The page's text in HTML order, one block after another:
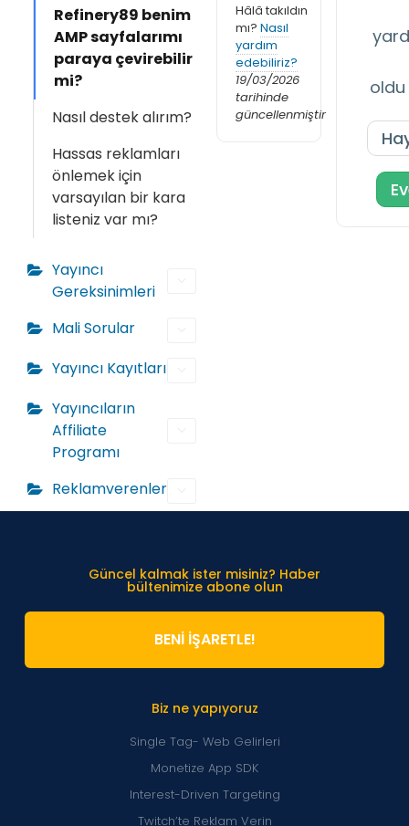
Refinery89 benim
AMP sayfalarımı
paraya çevirebilir
mi?
Nasıl destek alırım?
Hassas reklamları
önlemek için
varsayılan bir kara
listeniz var mı?
Yayıncı
Gereksinimleri
Mali Sorular
Yayıncı Kayıtları
Yayıncıların
Affiliate
Programı
Reklamverenler
Hâlâ takıldın
mı? Nasıl
yardım
edebiliriz?
19/03/2026
tarihinde
güncellenmiştir
Biz ne yapıyoruz
Single Tag- Web Gelirleri
Monetize App SDK
Interest-Driven Targeting
Twitch’te Reklam Verin
Güncel kalmak ister misiniz? Haber
bültenimize abone olun
BENİ İŞARETLE!